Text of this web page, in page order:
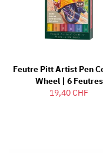
Feutre Pitt Artist Pen
Wheel | 6 Feutres
19,40 CHF